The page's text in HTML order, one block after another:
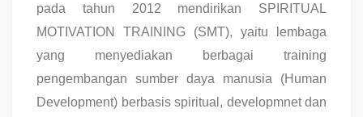
pada tahun 2012 mendirikan SPIRITUAL
MOTIVATION TRAINING (SMT), yaitu lembaga
yang menyediakan berbagai training
pengembangan sumber daya manusia (Human
Development) berbasis spiritual, developmnet dan